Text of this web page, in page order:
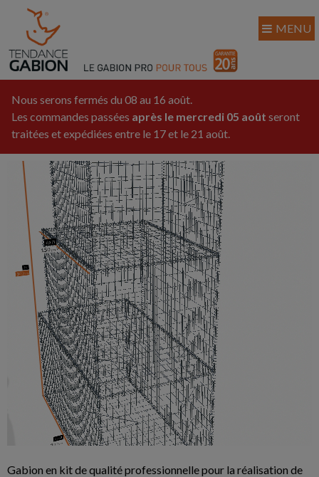
Nous serons fermés du 08 au 16 août.
Les commandes passées après le mercredi 05 août seront
traitées et expédiées entre le 17 et le 21 août.
Gabion en kit de qualité professionnelle pour la réalisation de
MENU